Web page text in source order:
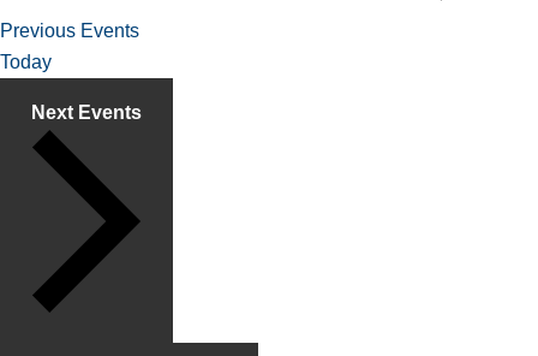
Previous Events
Today
Next Events